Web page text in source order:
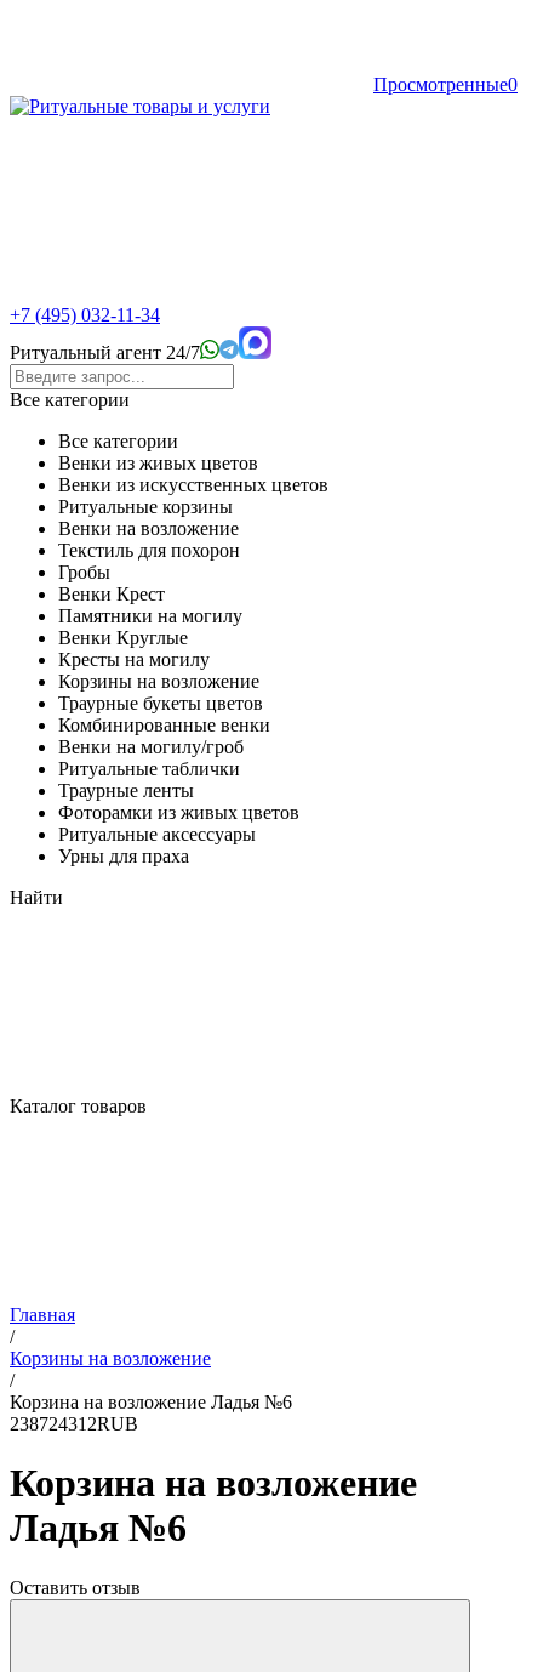
Просмотренные0
+7 (495) 032-11-34
Ритуальный агент 24/7
Все категории
Все категории
Венки из живых цветов
Венки из искусственных цветов
Ритуальные корзины
Венки на возложение
Текстиль для похорон
Гробы
Венки Крест
Памятники на могилу
Венки Круглые
Кресты на могилу
Корзины на возложение
Траурные букеты цветов
Комбинированные венки
Венки на могилу/гроб
Ритуальные таблички
Траурные ленты
Фоторамки из живых цветов
Ритуальные аксессуары
Урны для праха
Найти
Каталог товаров
Главная
/
Корзины на возложение
/
Корзина на возложение Ладья №6
238724312RUB
Корзина на возложение
Ладья №6
Оставить отзыв